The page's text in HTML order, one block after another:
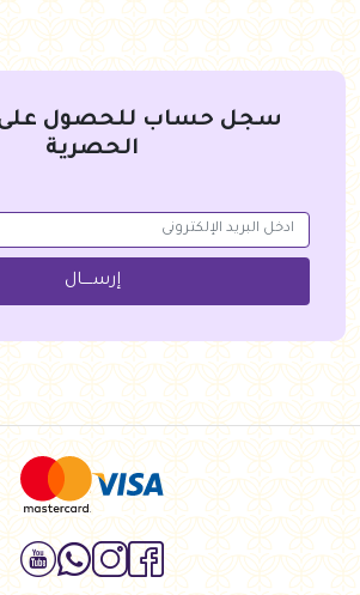
سجل حساب للحصول
الحصرية
إرســــال